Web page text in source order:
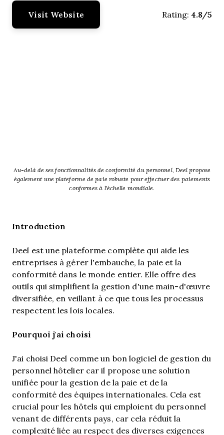
Visit Website Rating: 4.8/5
Au-delà de ses fonctionnalités de conformité du personnel, Deel propose
également une plateforme de paie robuste pour effectuer des paiements
conformes à l'échelle mondiale.
Introduction
Deel est une plateforme complète qui aide les
entreprises à gérer l'embauche, la paie et la
conformité dans le monde entier. Elle offre des
outils qui simplifient la gestion d'une main-d'œuvre
diversifiée, en veillant à ce que tous les processus
respectent les lois locales.
Pourquoi j'ai choisi
J'ai choisi Deel comme un bon logiciel de gestion du
personnel hôtelier car il propose une solution
unifiée pour la gestion de la paie et de la
conformité des équipes internationales. Cela est
crucial pour les hôtels qui emploient du personnel
venant de différents pays, car cela réduit la
complexité liée au respect des diverses exigences